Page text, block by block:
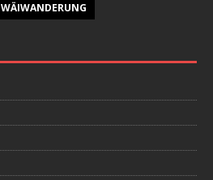
WÄIWANDERUNG